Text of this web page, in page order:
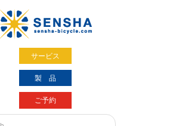
サービス
製 品
ご予約